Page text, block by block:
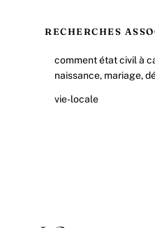
RECHERCHES
comment état civil à
naissance, mariage,
vie-locale